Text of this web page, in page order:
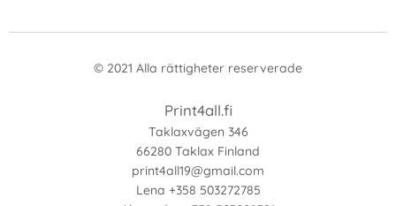
© 2021 Alla rättigheter reserverade
Print4all.fi
Taklaxvägen 346
66280 Taklax Finland
print4all19@gmail.com
Lena +358 503272785